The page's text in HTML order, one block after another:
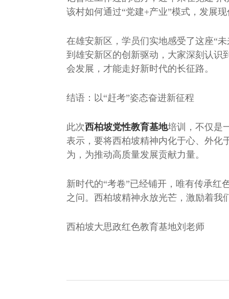
该村如何通过“党建+产业”模式，发展
在雄安新区，学员们实地感受了这座“
到雄安新区的创新驱动，大家深刻认识
会发展，才能走好新时代的长征路。
结语：以“赶考”姿态奋进新征程
此次西柏坡党性教育基地培训，不仅是
表示，要将西柏坡精神内化于心、外化
为，为推动高质量发展贡献力量。
新时代的“考卷”已经铺开，唯有传承红
之问。西柏坡精神永放光芒，激励着我
西柏坡大思政红色教育基地刘老师